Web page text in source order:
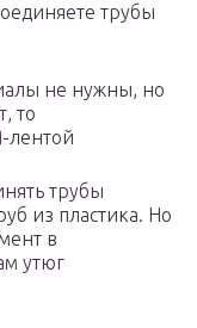
трубы
не нужны, но
то
лентой
трубы
из пластика. Но
в
утюг